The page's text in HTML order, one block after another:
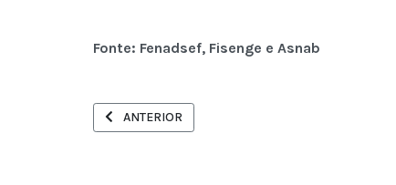
Fonte: Fenadsef, Fisenge e Asnab
ARTIGO ANTERIOR: CUT DEBATE PROPOSTAS
ANTERIOR